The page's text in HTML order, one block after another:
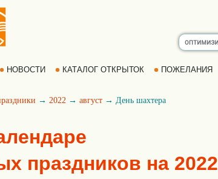
НОВОСТИ КАТАЛОГ ОТКРЫТОК ПОЖЕЛАНИЯ
→ 2022 → август → День шахтера
праздников на 2022